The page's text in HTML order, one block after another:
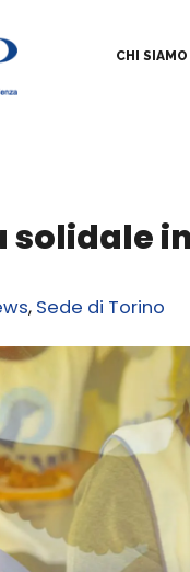
CHI SIAMO
solidale
, Sede di Torino